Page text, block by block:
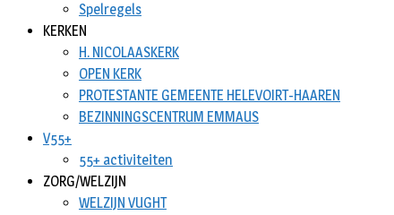
Spelregels
KERKEN
H. NICOLAASKERK
OPEN KERK
PROTESTANTE GEMEENTE HELEVOIRT-HAAREN
BEZINNINGSCENTRUM EMMAUS
V55+
55+ activiteiten
ZORG/WELZIJN
WELZIJN VUGHT